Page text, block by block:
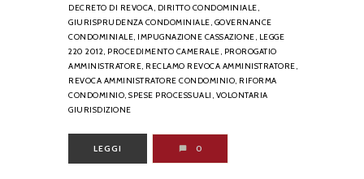
DECRETO DI REVOCA, DIRITTO CONDOMINIALE,
GIURISPRUDENZA CONDOMINIALE, GOVERNANCE
CONDOMINIALE, IMPUGNAZIONE CASSAZIONE, LEGGE
220 2012, PROCEDIMENTO CAMERALE, PROROGATIO
AMMINISTRATORE, RECLAMO REVOCA AMMINISTRATORE,
REVOCA AMMINISTRATORE CONDOMINIO, RIFORMA
CONDOMINIO, SPESE PROCESSUALI, VOLONTARIA
GIURISDIZIONE
LEGGI 0